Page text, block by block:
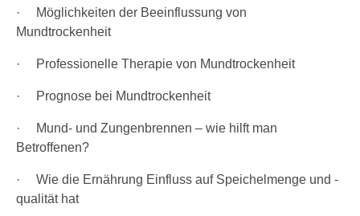
·
Möglichkeiten der Beeinflussung von
Mundtrockenheit
· Professionelle Therapie von Mundtrockenheit
· Prognose bei Mundtrockenheit
·
Mund- und Zungenbrennen – wie hilft man
Betroffenen?
·
Wie die Ernährung Einfluss auf Speichelmenge und -
qualität hat